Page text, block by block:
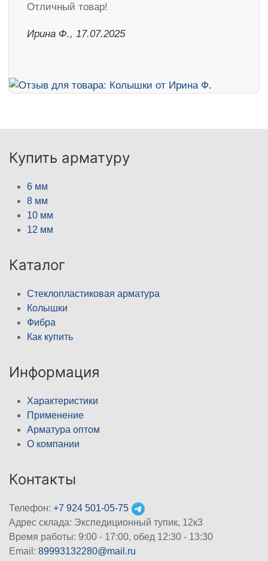
Отличный товар!
Ирина Ф., 17.07.2025
Купить арматуру
6 мм
8 мм
10 мм
12 мм
Каталог
Стеклопластиковая арматура
Колышки
Фибра
Как купить
Информация
Характеристики
Применение
Арматура оптом
О компании
Контакты
Телефон: +7 924 501-05-75
Адрес склада: Экспедиционный тупик, 12к3
Время работы: 9:00 - 17:00, обед 12:30 - 13:30
Email: 89993132280@mail.ru